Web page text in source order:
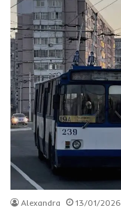
Alexandra 13/01/2026